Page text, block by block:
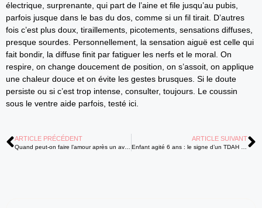
électrique, surprenante, qui part de l’aine et file jusqu’au pubis,
parfois jusque dans le bas du dos, comme si un fil tirait. D’autres
fois c’est plus doux, tiraillements, picotements, sensations diffuses,
presque sourdes. Personnellement, la sensation aiguë est celle qui
fait bondir, la diffuse finit par fatiguer les nerfs et le moral. On
respire, on change doucement de position, on s’assoit, on applique
une chaleur douce et on évite les gestes brusques. Si le doute
persiste ou si c’est trop intense, consulter, toujours. Le coussin
sous le ventre aide parfois, testé ici.
ARTICLE PRÉCÉDENT ARTICLE SUIVANT